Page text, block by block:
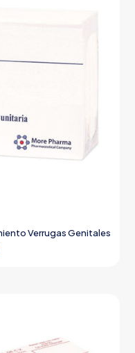
Verrugas Genitales